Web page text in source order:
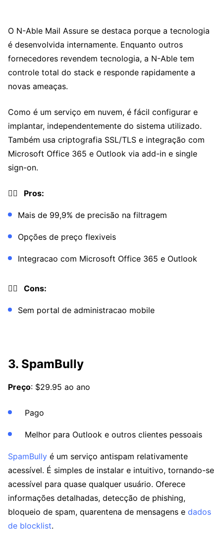
O N-Able Mail Assure se destaca porque a tecnologia
é desenvolvida internamente. Enquanto outros
fornecedores revendem tecnologia, a N-Able tem
controle total do stack e responde rapidamente a
novas ameaças.
Como é um serviço em nuvem, é fácil configurar e
implantar, independentemente do sistema utilizado.
Também usa criptografia SSL/TLS e integração com
Microsoft Office 365 e Outlook via add-in e single
sign-on.
👍🏼 Pros:
Mais de 99,9% de precisão na filtragem
Opções de preço flexiveis
Integracao com Microsoft Office 365 e Outlook
👎🏼 Cons:
Sem portal de administracao mobile
3. SpamBully
Preço: $29.95 ao ano
Pago
Melhor para Outlook e outros clientes pessoais
SpamBully é um serviço antispam relativamente
acessível. É simples de instalar e intuitivo, tornando-se
acessível para quase qualquer usuário. Oferece
informações detalhadas, detecção de phishing,
bloqueio de spam, quarentena de mensagens e dados
de blocklist.